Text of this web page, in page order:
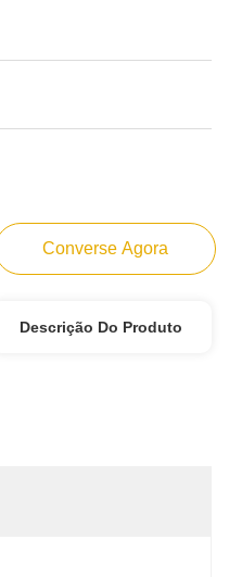
Converse Agora
Descrição Do Produto